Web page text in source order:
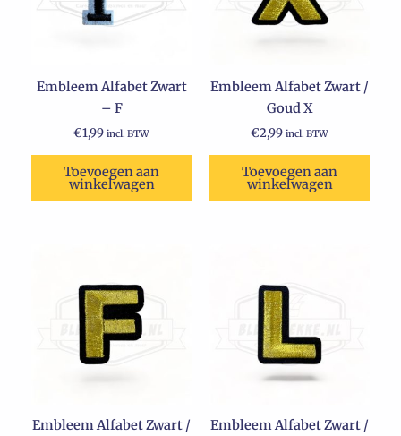
Embleem Alfabet Zwart
– F
€1,99 incl. BTW
Toevoegen aan
winkelwagen
Embleem Alfabet Zwart /
Goud X
€2,99 incl. BTW
Toevoegen aan
winkelwagen
Embleem Alfabet Zwart /
Embleem Alfabet Zwart /